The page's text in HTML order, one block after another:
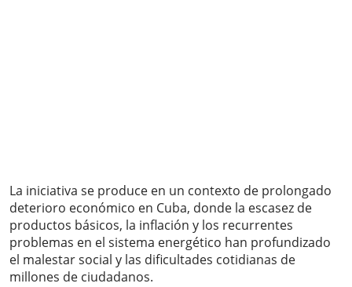
La iniciativa se produce en un contexto de prolongado
deterioro económico en Cuba, donde la escasez de
productos básicos, la inflación y los recurrentes
problemas en el sistema energético han profundizado
el malestar social y las dificultades cotidianas de
millones de ciudadanos.